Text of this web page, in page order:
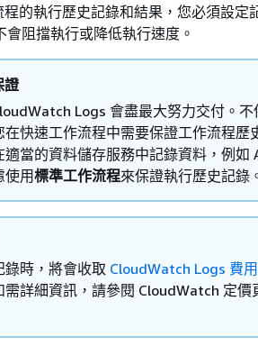
的執行歷史記錄和結果，您必須設定
會阻擋執行或降低執行速度。
證
Logs 會盡最大努力交付。
在快速工作流程中需要保證工作流程歷
適當的資料儲存服務中記錄資料，例如
使用標準工作流程來保證執行歷史記錄
錄時，將會收取 CloudWatch Logs 費用
需詳細資訊，請參閱 CloudWatch 定價